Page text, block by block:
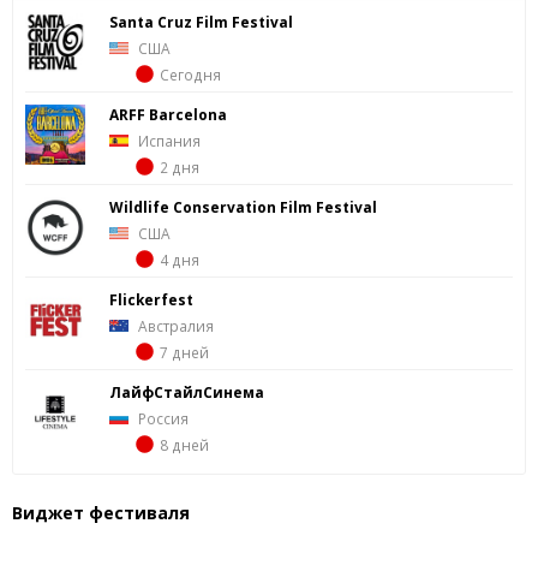
Santa Cruz Film Festival
США
Сегодня
ARFF Barcelona
Испания
2 дня
Wildlife Conservation Film Festival
США
4 дня
Flickerfest
Австралия
7 дней
ЛайфСтайлСинема
Россия
8 дней
Виджет фестиваля